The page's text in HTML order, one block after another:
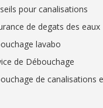
pour canalisations
de degats des eaux
lavabo
de Débouchage
de canalisations